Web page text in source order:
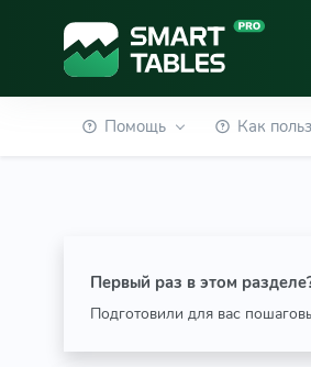
Помощь Как
Первый раз в этом
Подготовили для вас